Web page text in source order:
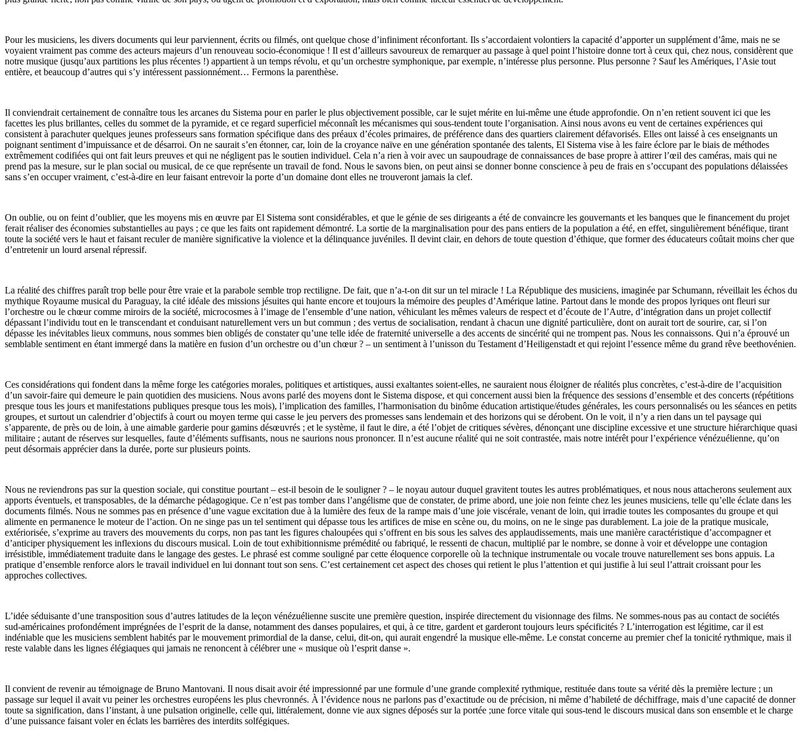
Pour les musiciens, les divers documents qui leur parviennent, écrits ou filmés, ont quelque chose d’infiniment réconfortant. Ils s’accordaient volontiers la capacité d’apporter un supplément d’âme, mais ne se
voyaient vraiment pas comme des acteurs majeurs d’un renouveau socio-économique ! Il est d’ailleurs savoureux de remarquer au passage à quel point l’histoire donne tort à ceux qui, chez nous, considèrent que
notre musique (jusqu’aux partitions les plus récentes !) appartient à un temps révolu, et qu’un orchestre symphonique, par exemple, n’intéresse plus personne. Plus personne ? Sauf les Amériques, l’Asie tout
entière, et beaucoup d’autres qui s’y intéressent passionnément… Fermons la parenthèse.
Il conviendrait certainement de connaître tous les arcanes du Sistema pour en parler le plus objectivement possible, car le sujet mérite en lui-même une étude approfondie. On n’en retient souvent ici que les
facettes les plus brillantes, celles du sommet de la pyramide, et ce regard superficiel méconnaît les mécanismes qui sous-tendent toute l’organisation. Ainsi nous avons eu vent de certaines expériences qui
consistent à parachuter quelques jeunes professeurs sans formation spécifique dans des préaux d’écoles primaires, de préférence dans des quartiers clairement défavorisés. Elles ont laissé à ces enseignants un
poignant sentiment d’impuissance et de désarroi. On ne saurait s’en étonner, car, loin de la croyance naïve en une génération spontanée des talents, El Sistema vise à les faire éclore par le biais de méthodes
extrêmement codifiées qui ont fait leurs preuves et qui ne négligent pas le soutien individuel. Cela n’a rien à voir avec un saupoudrage de connaissances de base propre à attirer l’œil des caméras, mais qui ne
prend pas la mesure, sur le plan social ou musical, de ce que représente un travail de fond. Nous le savons bien, on peut ainsi se donner bonne conscience à peu de frais en s’occupant des populations délaissées
sans s’en occuper vraiment, c’est-à-dire en leur faisant entrevoir la porte d’un domaine dont elles ne trouveront jamais la clef.
On oublie, ou on feint d’oublier, que les moyens mis en œuvre par El Sistema sont considérables, et que le génie de ses dirigeants a été de convaincre les gouvernants et les banques que le financement du projet
ferait réaliser des économies substantielles au pays ; ce que les faits ont rapidement démontré. La sortie de la marginalisation pour des pans entiers de la population a été, en effet, singulièrement bénéfique, tirant
toute la société vers le haut et faisant reculer de manière significative la violence et la délinquance juvéniles. Il devint clair, en dehors de toute question d’éthique, que former des éducateurs coûtait moins cher que
d’entretenir un lourd arsenal répressif.
La réalité des chiffres paraît trop belle pour être vraie et la parabole semble trop rectiligne. De fait, que n’a-t-on dit sur un tel miracle ! La République des musiciens, imaginée par Schumann, réveillait les échos du
mythique Royaume musical du Paraguay, la cité idéale des missions jésuites qui hante encore et toujours la mémoire des peuples d’Amérique latine. Partout dans le monde des propos lyriques ont fleuri sur
l’orchestre ou le chœur comme miroirs de la société, microcosmes à l’image de l’ensemble d’une nation, véhiculant les mêmes valeurs de respect et d’écoute de l’Autre, d’intégration dans un projet collectif
dépassant l’individu tout en le transcendant et conduisant naturellement vers un but commun ; des vertus de socialisation, rendant à chacun une dignité particulière, dont on aurait tort de sourire, car, si l’on
dépasse les inévitables lieux communs, nous sommes bien obligés de constater qu’une telle idée de fraternité universelle a des accents de sincérité qui ne trompent pas. Nous les connaissons. Qui n’a éprouvé un
semblable sentiment en étant immergé dans la matière en fusion d’un orchestre ou d’un chœur ? – un sentiment à l’unisson du Testament d’Heiligenstadt et qui rejoint l’essence même du grand rêve beethovénien.
Ces considérations qui fondent dans la même forge les catégories morales, politiques et artistiques, aussi exaltantes soient-elles, ne sauraient nous éloigner de réalités plus concrètes, c’est-à-dire de l’acquisition
d’un savoir-faire qui demeure le pain quotidien des musiciens. Nous avons parlé des moyens dont le Sistema dispose, et qui concernent aussi bien la fréquence des sessions d’ensemble et des concerts (répétitions
presque tous les jours et manifestations publiques presque tous les mois), l’implication des familles, l’harmonisation du binôme éducation artistique/études générales, les cours personnalisés ou les séances en petits
groupes, et surtout un calendrier d’objectifs à court ou moyen terme qui casse le jeu pervers des promesses sans lendemain et des horizons qui se dérobent. On le voit, il n’y a rien dans un tel paysage qui
s’apparente, de près ou de loin, à une aimable garderie pour gamins désœuvrés ; et le système, il faut le dire, a été l’objet de critiques sévères, dénonçant une discipline excessive et une structure hiérarchique quasi
militaire ; autant de réserves sur lesquelles, faute d’éléments suffisants, nous ne saurions nous prononcer. Il n’est aucune réalité qui ne soit contrastée, mais notre intérêt pour l’expérience vénézuélienne, qu’on
peut désormais apprécier dans la durée, porte sur plusieurs points.
Nous ne reviendrons pas sur la question sociale, qui constitue pourtant – est-il besoin de le souligner ? – le noyau autour duquel gravitent toutes les autres problématiques, et nous nous attacherons seulement aux
apports éventuels, et transposables, de la démarche pédagogique. Ce n’est pas tomber dans l’angélisme que de constater, de prime abord, une joie non feinte chez les jeunes musiciens, telle qu’elle éclate dans les
documents filmés. Nous ne sommes pas en présence d’une vague excitation due à la lumière des feux de la rampe mais d’une joie viscérale, venant de loin, qui irradie toutes les composantes du groupe et qui
alimente en permanence le moteur de l’action. On ne singe pas un tel sentiment qui dépasse tous les artifices de mise en scène ou, du moins, on ne le singe pas durablement. La joie de la pratique musicale,
extériorisée, s’exprime au travers des mouvements du corps, non pas tant les figures chaloupées qui s’offrent en bis sous les salves des applaudissements, mais une manière caractéristique d’accompagner et
d’anticiper physiquement les inflexions du discours musical. Loin de tout exhibitionnisme prémédité ou fabriqué, le ressenti de chacun, multiplié par le nombre, se donne à voir et développe une contagion
irrésistible, immédiatement traduite dans le langage des gestes. Le phrasé est comme souligné par cette éloquence corporelle où la technique instrumentale ou vocale trouve naturellement ses bons appuis. La
pratique d’ensemble renforce alors le travail individuel en lui donnant tout son sens. C’est certainement cet aspect des choses qui retient le plus l’attention et qui justifie à lui seul l’attrait croissant pour les
approches collectives.
L’idée séduisante d’une transposition sous d’autres latitudes de la leçon vénézuélienne suscite une première question, inspirée directement du visionnage des films. Ne sommes-nous pas au contact de sociétés
sud-américaines profondément imprégnées de l’esprit de la danse, notamment des danses populaires, et qui, à ce titre, gardent et garderont toujours leurs spécificités ? L’interrogation est légitime, car il est
indéniable que les musiciens semblent habités par le mouvement primordial de la danse, celui, dit-on, qui aurait engendré la musique elle-même. Le constat concerne au premier chef la tonicité rythmique, mais il
reste valable dans les lignes élégiaques qui jamais ne renoncent à célébrer une « musique où l’esprit danse ».
Il convient de revenir au témoignage de Bruno Mantovani. Il nous disait avoir été impressionné par une formule d’une grande complexité rythmique, restituée dans toute sa vérité dès la première lecture ; un
passage sur lequel il avait vu peiner les orchestres européens les plus chevronnés. À l’évidence nous ne parlons pas d’exactitude ou de précision, ni même d’habileté de déchiffrage, mais d’une capacité de donner
toute sa signification, dans l’instant, à une pulsation originelle, celle qui, littéralement, donne vie aux signes déposés sur la portée ;une force vitale qui sous-tend le discours musical dans son ensemble et le charge
d’une puissance faisant voler en éclats les barrières des interdits solfégiques.